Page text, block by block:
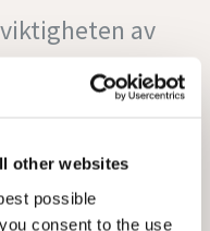
other websites
possible
consent to the use
av
betydelig i
sine egne
ser trendy ut. I